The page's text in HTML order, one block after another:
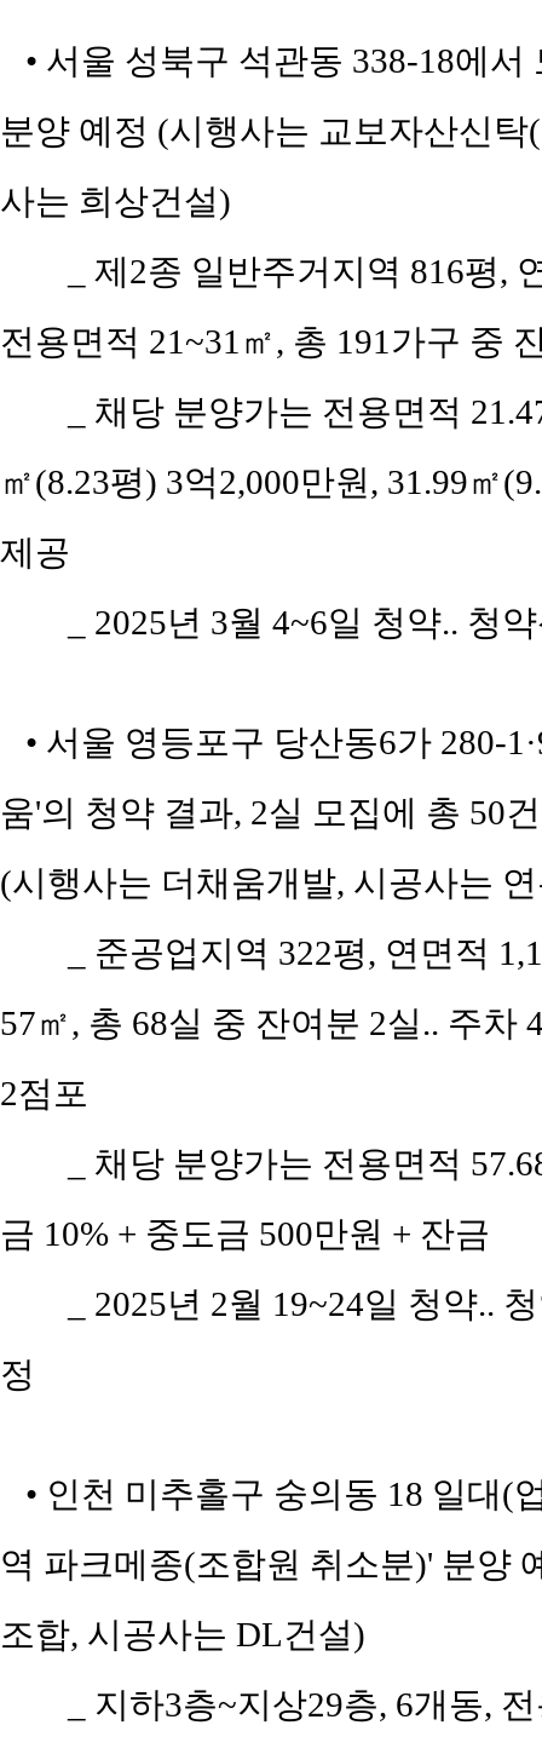
• 서울 성북구 석관동 338-18에
분양 예정 (시행사는 교보자산신
사는 희상건설)
_ 제2종 일반주거지역 816평,
전용면적 21~31㎡, 총 191가구 중
_ 채당 분양가는 전용면적
㎡(8.23평) 3억2,000만원, 31.99㎡
제공
_ 2025년 3월 4~6일 청약.. 청
• 서울 영등포구 당산동6가 280-
움'의 청약 결과, 2실 모집에 총 50
(시행사는 더채움개발, 시공사는
_ 준공업지역 322평, 연면적
57㎡, 총 68실 중 잔여분 2실.. 주차
2점포
_ 채당 분양가는 전용면적
금 10% + 중도금 500만원 + 잔금
_ 2025년 2월 19~24일 청약..
정
• 인천 미추홀구 숭의동 18 일대(
역 파크메종(조합원 취소분)' 분양
조합, 시공사는 DL건설)
_ 지하3층~지상29층, 6개동,